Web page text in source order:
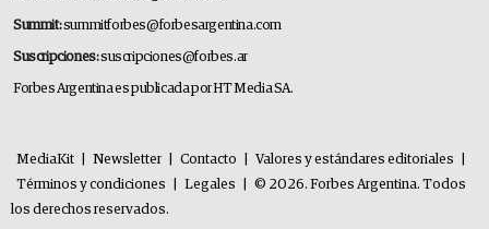
Summit:summitforbes@forbesargentina.com
Suscripciones:suscripciones@forbes.ar
Forbes Argentina es publicada por HT Media SA.
MediaKit Newsletter Contacto Valores y estándares editoriales
Términos y condiciones
Legales
© 2026. Forbes Argentina. Todos
los derechos reservados.